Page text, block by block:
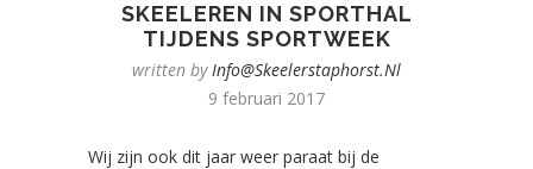
SKEELEREN IN SPORTHAL
TIJDENS SPORTWEEK
written byInfo@skeelerstaphorst.nl
9 februari 2017
Wij zijn ook dit jaar weer paraat bij de